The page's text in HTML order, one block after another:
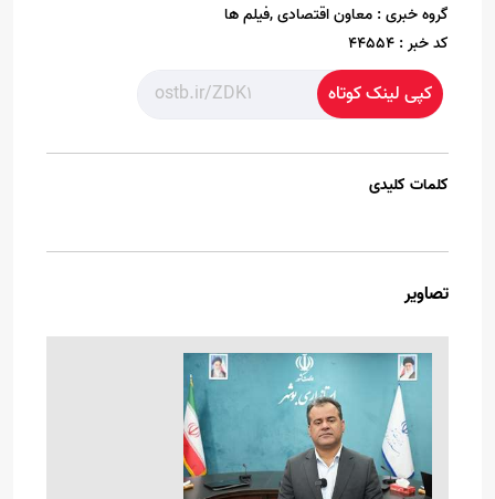
گروه خبری : معاون اقتصادی ,فیلم ها
کد خبر : 44554
کپی لینک کوتاه
کلمات کلیدی
تصاویر